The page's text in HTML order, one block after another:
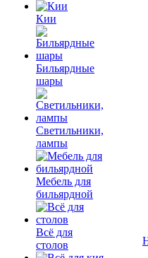
Кии
Бильярдные
шары
Светильники,
лампы
Мебель для
бильярдной
Всё для
столов